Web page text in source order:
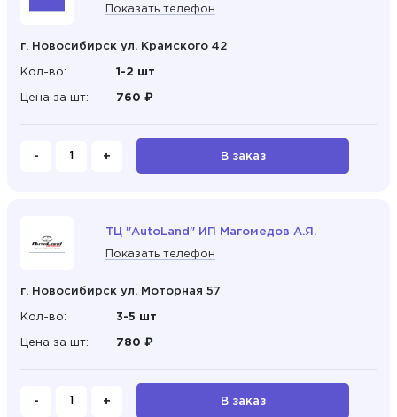
Показать телефон
г. Новосибирск ул. Крамского 42
Кол-во: 1-2 шт
Цена за шт: 760 ₽
- + В заказ
ТЦ "AutoLand" ИП Магомедов А.Я.
Показать телефон
г. Новосибирск ул. Моторная 57
Кол-во: 3-5 шт
Цена за шт: 780 ₽
- + В заказ